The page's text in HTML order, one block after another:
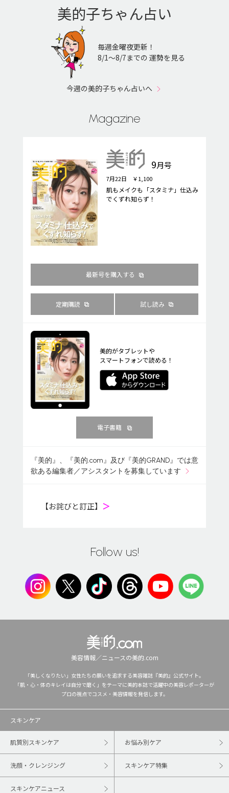
美的子ちゃん占い
毎週金曜夜更新！
8/1〜8/7までの 運勢を見る
今週の美的子ちゃん占いへ
Magazine
9月号
7月22日 ￥1,100
肌もメイクも「スタミナ」仕込み
でくずれ知らず！
最新号を購入する
定期購読 試し読み
美的がタブレットや
スマートフォンで読める！
電子書籍
『美的』、『美的.com』及び『美的GRAND』では意
欲ある編集者／アシスタントを募集しています
【お詫びと訂正】 ＞
Follow us!
美容情報／ニュースの美的.com
「美しくなりたい」女性たちの願いを追求する美容雑誌『美的』公式サイト。
「肌・心・体のキレイは自分で磨く」をテーマに美的本誌で活躍中の美容レポーターが
プロの視点でコスメ・美容情報を発信します。
スキンケア
肌質別スキンケア お悩み別ケア
洗顔・クレンジング スキンケア特集
スキンケアニュース